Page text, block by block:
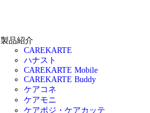
製品紹介
CAREKARTE
ハナスト
CAREKARTE Mobile
CAREKARTE Buddy
ケアコネ
ケアモニ
ケアポジ・ケアカッテ